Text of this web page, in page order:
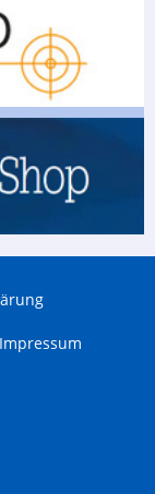
Impressum